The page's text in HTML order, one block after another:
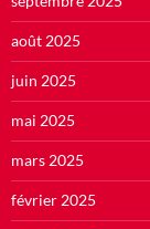
août 2025
juin 2025
mai 2025
mars 2025
février 2025